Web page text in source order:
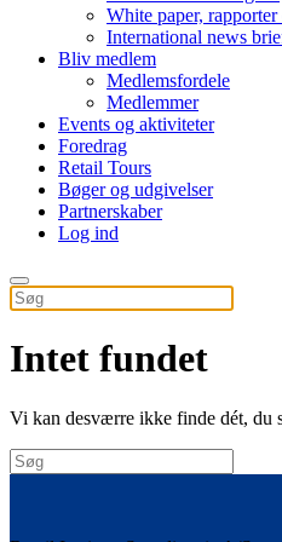
White paper, rapporter
International news
Bliv medlem
Medlemsfordele
Medlemmer
Events og aktiviteter
Foredrag
Retail Tours
Bøger og udgivelser
Partnerskaber
Log ind
Intet fundet
Vi kan desværre ikke finde dét, du